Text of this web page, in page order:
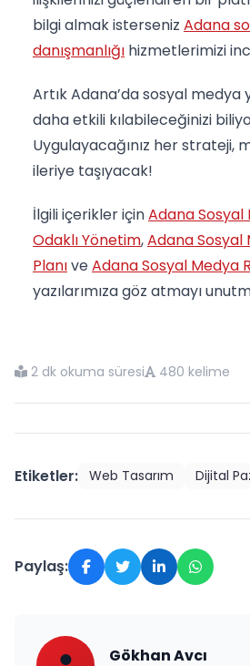
bilgi almak isterseniz Adana
danışmanlığı hizmetlerimizi
Artık Adana’da sosyal medya
daha etkili kılabileceğinizi
Uygulayacağınız her strateji,
ileriye taşıyacak!
İlgili içerikler içinAdana Sosyal
Odaklı Yönetim,Adana Sosyal
PlanıveAdana Sosyal Medya
yazılarımıza göz atmayı
2 dk okuma süresi 480 kelime
Etiketler: Web Tasarım Dijital
Paylaş:
Gökhan Avcı